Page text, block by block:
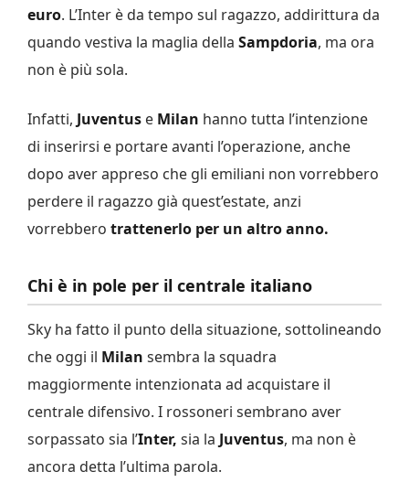
euro. L’Inter è da tempo sul ragazzo, addirittura da
quando vestiva la maglia della Sampdoria, ma ora
non è più sola.
Infatti, Juventus e Milan hanno tutta l’intenzione
di inserirsi e portare avanti l’operazione, anche
dopo aver appreso che gli emiliani non vorrebbero
perdere il ragazzo già quest’estate, anzi
vorrebbero trattenerlo per un altro anno.
Chi è in pole per il centrale italiano
Sky ha fatto il punto della situazione, sottolineando
che oggi il Milan sembra la squadra
maggiormente intenzionata ad acquistare il
centrale difensivo. I rossoneri sembrano aver
sorpassato sia l’Inter, sia la Juventus, ma non è
ancora detta l’ultima parola.